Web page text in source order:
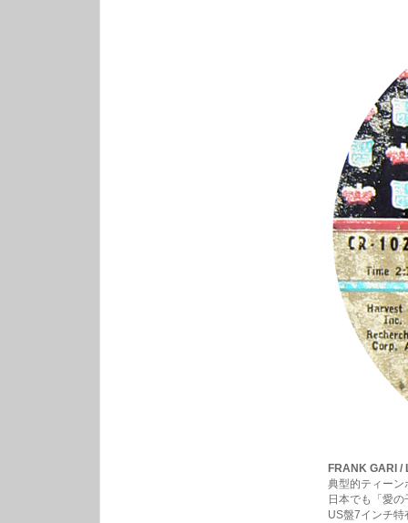
FRANK GARI /
典型的ティーン
日本でも「愛
US盤7インチ